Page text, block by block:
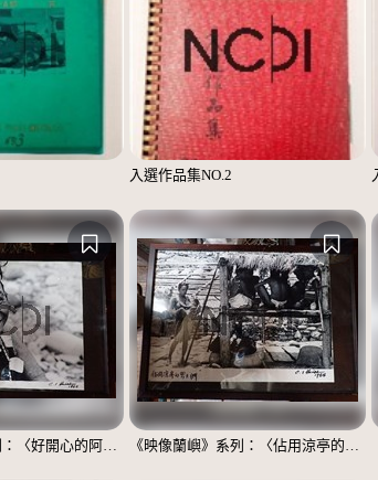
入選作品集NO.2
《映像蘭嶼》系列：〈好開心的阿嬤〉 《映像蘭嶼》系列：〈佔用涼亭的男士們〉